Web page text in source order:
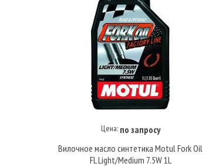
Купить под заказ
Цена: по запросу
Вилочное масло синтетика Motul Fork Oil
FL Light/Medium 7.5W 1L